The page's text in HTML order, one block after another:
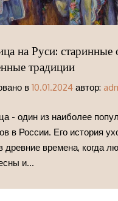
на Руси:
традиции
в 10.01.2024 автор:
- один из наиболее
в России. Его история
древние времена, когда
и...